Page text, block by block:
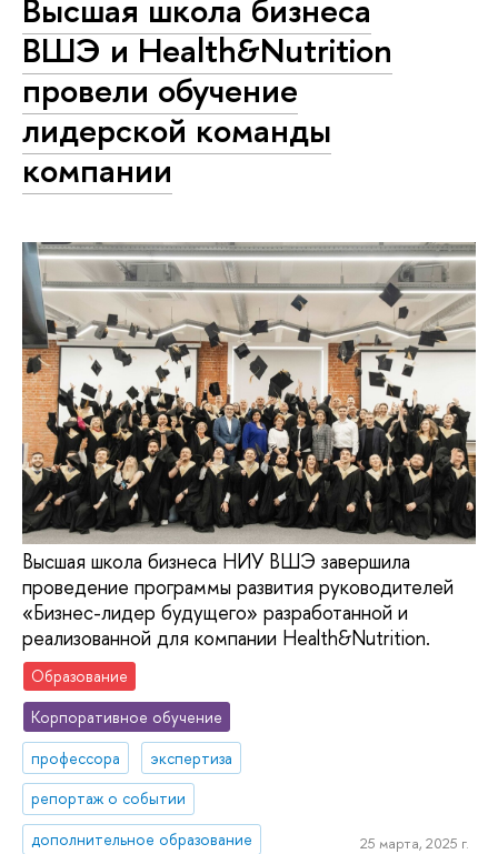
Высшая школа бизнеса
ВШЭ и Health&Nutrition
провели обучение
лидерской команды
компании
Высшая школа бизнеса НИУ ВШЭ завершила
проведение программы развития руководителей
«Бизнес-лидер будущего» разработанной и
реализованной для компании Health&Nutrition.
Образование
Корпоративное обучение
профессора
экспертиза
репортаж о событии
дополнительное образование
25 марта, 2025 г.